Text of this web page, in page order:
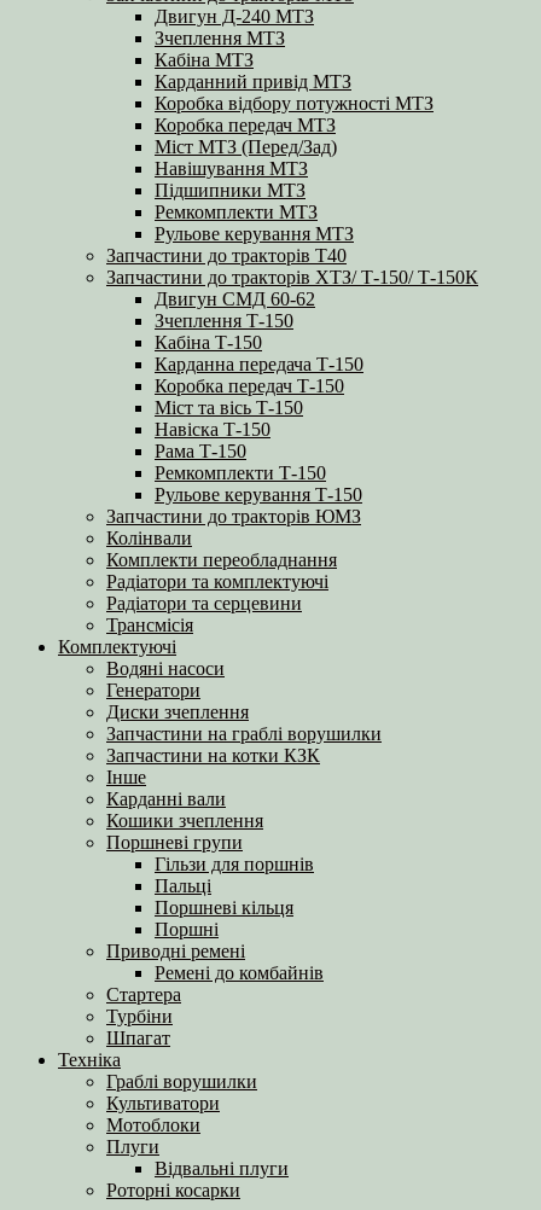
Двигун Д-240 МТЗ
Зчеплення МТЗ
Кабіна МТЗ
Карданний привід МТЗ
Коробка відбору потужності МТЗ
Коробка передач МТЗ
Міст МТЗ (Перед/Зад)
Навішування МТЗ
Підшипники МТЗ
Ремкомплекти МТЗ
Рульове керування МТЗ
Запчастини до тракторів Т40
Запчастини до тракторів ХТЗ/ Т-150/ Т-150К
Двигун СМД 60-62
Зчеплення Т-150
Кабіна Т-150
Карданна передача Т-150
Коробка передач Т-150
Міст та вісь Т-150
Навіска Т-150
Рама Т-150
Ремкомплекти Т-150
Рульове керування Т-150
Запчастини до тракторів ЮМЗ
Колінвали
Комплекти переобладнання
Радіатори та комплектуючі
Радіатори та серцевини
Трансмісія
Комплектуючі
Водяні насоси
Генератори
Диски зчеплення
Запчастини на граблі ворушилки
Запчастини на котки КЗК
Інше
Карданні вали
Кошики зчеплення
Поршневі групи
Гільзи для поршнів
Пальці
Поршневі кільця
Поршні
Приводні ремені
Ремені до комбайнів
Стартера
Турбіни
Шпагат
Техніка
Граблі ворушилки
Культиватори
Мотоблоки
Плуги
Відвальні плуги
Роторні косарки